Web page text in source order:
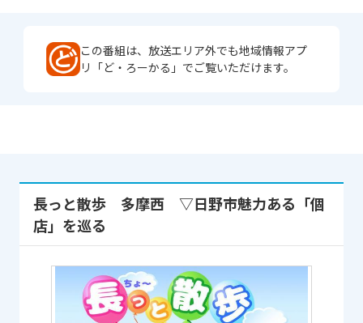
この番組は、放送エリア外でも地域情報アプ
リ「ど・ろーかる」でご覧いただけます。
長っと散歩 多摩西 ▽日野市魅力ある「個
店」を巡る